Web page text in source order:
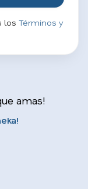
los Términos y
amas!